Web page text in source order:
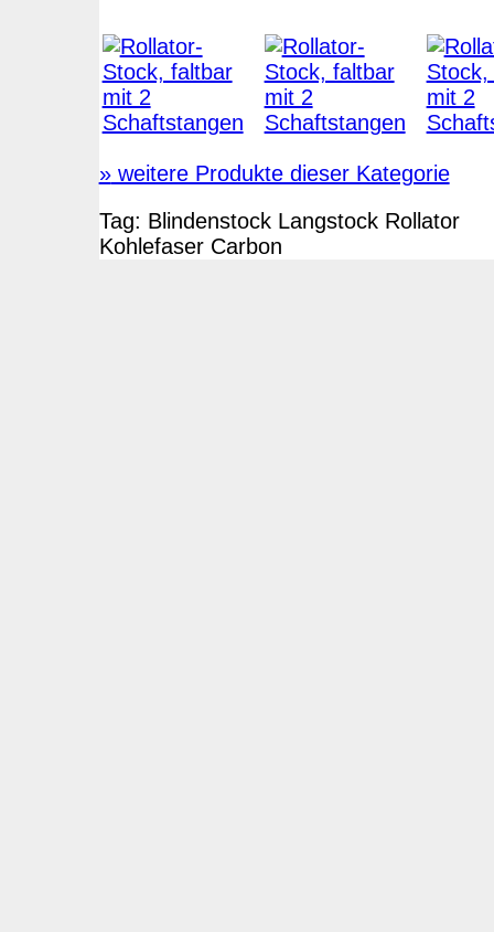
»weitere Produkte dieser Kategorie
Tag: BlindenstockLangstockRollator
KohlefaserCarbon